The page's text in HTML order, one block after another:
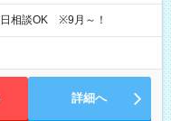
相談OK ※9月～！
詳細へ